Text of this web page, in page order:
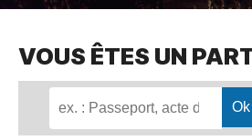
PORTDE PLAISANCE
MUSÉEDE
VOUS ÊTES UN